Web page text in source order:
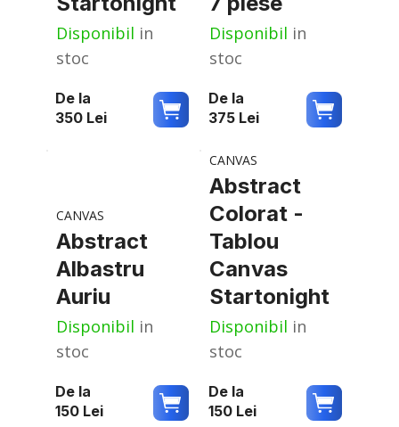
Disponibil in
stoc
De la
350 Lei
Disponibil in
stoc
De la
375 Lei
CANVAS
Abstract
Albastru
Auriu
Disponibil in
stoc
De la
150 Lei
CANVAS
Abstract
Colorat -
Tablou
Canvas
Startonight
Disponibil in
stoc
De la
150 Lei